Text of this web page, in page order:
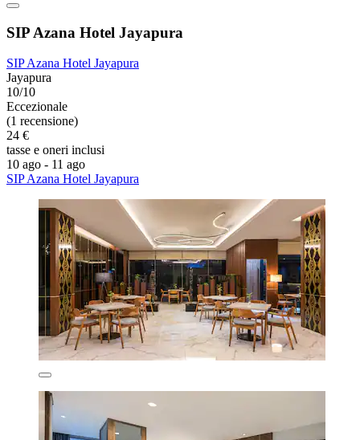
SIP Azana Hotel Jayapura
SIP Azana Hotel Jayapura
Jayapura
10/10
Eccezionale
(1 recensione)
24 €
tasse e oneri inclusi
10 ago - 11 ago
SIP Azana Hotel Jayapura